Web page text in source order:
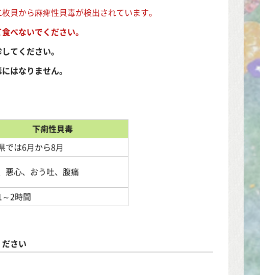
貝から麻痺性貝毒が検出されています。
べないでください。
てください。
はなりません。
下痢性貝毒
では6月から8月
悪心、おう吐、腹痛
2時間
さい